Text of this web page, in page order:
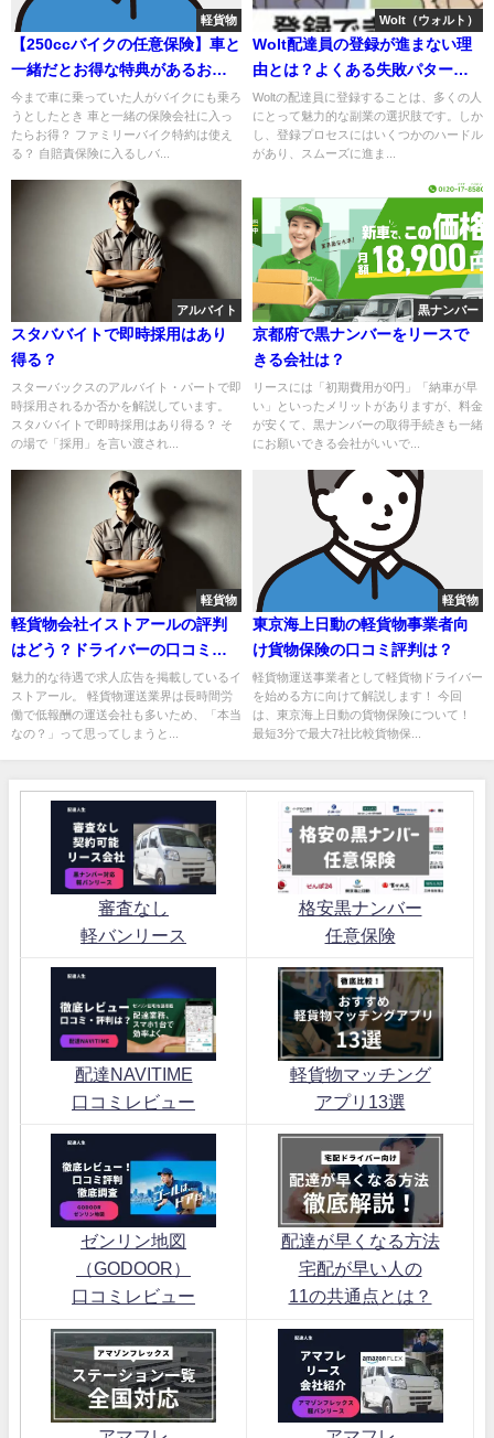
軽貨物
【250ccバイクの任意保険】車と
一緒だとお得な特典があるおす
すめの保険3つ
今まで車に乗っていた人がバイクにも乗ろ
うとしたとき 車と一緒の保険会社に入っ
たらお得？ ファミリーバイク特約は使え
る？ 自賠責保険に入るしバ...
Wolt（ウォルト）
Wolt配達員の登録が進まない理
由とは？よくある失敗パターン
と代替手段まとめ
Woltの配達員に登録することは、多くの人
にとって魅力的な副業の選択肢です。しか
し、登録プロセスにはいくつかのハードル
があり、スムーズに進ま...
アルバイト
スタババイトで即時採用はあり
得る？
スターバックスのアルバイト・パートで即
時採用されるか否かを解説しています。
スタババイトで即時採用はあり得る？ そ
の場で「採用」を言い渡され...
黒ナンバー
京都府で黒ナンバーをリースで
きる会社は？
リースには「初期費用が0円」「納車が早
い」といったメリットがありますが、料金
が安くて、黒ナンバーの取得手続きも一緒
にお願いできる会社がいいで...
軽貨物
軽貨物会社イストアールの評判
はどう？ドライバーの口コミを
調査！
魅力的な待遇で求人広告を掲載しているイ
ストアール。 軽貨物運送業界は長時間労
働で低報酬の運送会社も多いため、「本当
なの？」って思ってしまうと...
軽貨物
東京海上日動の軽貨物事業者向
け貨物保険の口コミ評判は？
軽貨物運送事業者として軽貨物ドライバー
を始める方に向けて解説します！ 今回
は、東京海上日動の貨物保険について！
最短3分で最大7社比較貨物保...
審査なし
軽バンリース
格安黒ナンバー
任意保険
配達NAVITIME
口コミレビュー
軽貨物マッチング
アプリ13選
ゼンリン地図
（GODOOR）
口コミレビュー
配達が早くなる方法
宅配が早い人の
11の共通点とは？